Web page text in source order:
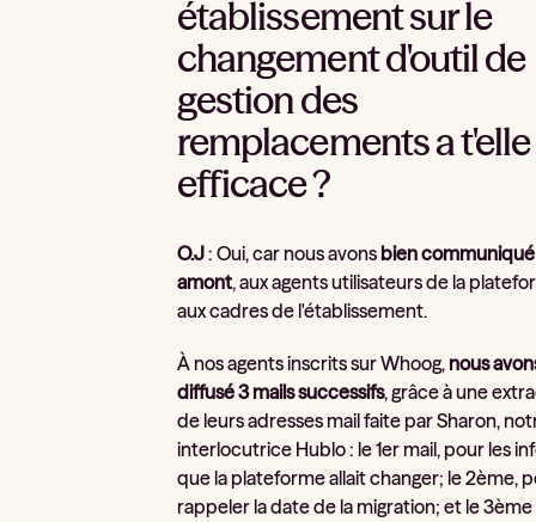
établissement sur le
changement d'outil de
gestion des
remplacements a
efficace ?
O.J: Oui, car nous avons bien
amont, aux agents utilisateurs de la
aux cadres de l'établissement.
À nos agents inscrits sur Whoog, nous
diffusé 3 mails successifs, grâce à une
de leurs adresses mail faite par Sharon,
interlocutrice Hublo : le 1er mail, pour les
que la plateforme allait changer; le 2ème,
rappeler la date de la migration; et le 3ème